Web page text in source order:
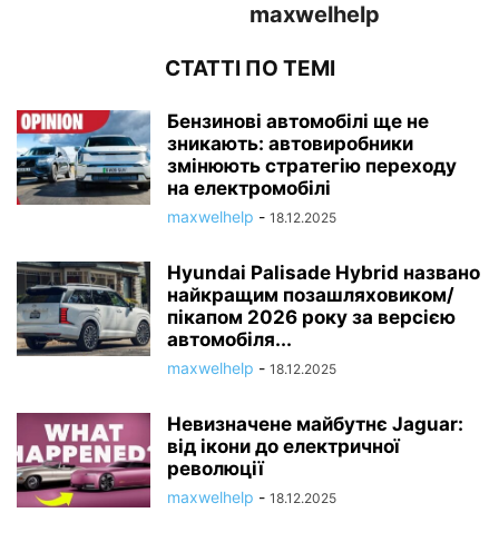
maxwelhelp
СТАТТІ ПО ТЕМІ
Бензинові автомобілі ще не
зникають: автовиробники
змінюють стратегію переходу
на електромобілі
maxwelhelp - 18.12.2025
Hyundai Palisade Hybrid названо
найкращим позашляховиком/
пікапом 2026 року за версією
автомобіля...
maxwelhelp - 18.12.2025
Невизначене майбутнє Jaguar:
від ікони до електричної
революції
maxwelhelp - 18.12.2025